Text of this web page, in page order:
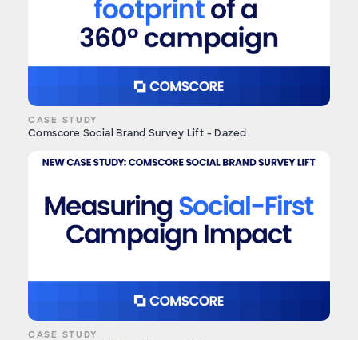
CASE STUDY
Comscore Social Brand Survey Lift - Dazed
CASE STUDY